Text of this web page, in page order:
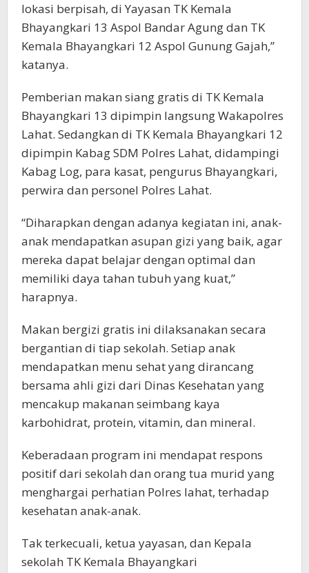
lokasi berpisah, di Yayasan TK Kemala
Bhayangkari 13 Aspol Bandar Agung dan TK
Kemala Bhayangkari 12 Aspol Gunung Gajah,”
katanya.
Pemberian makan siang gratis di TK Kemala
Bhayangkari 13 dipimpin langsung Wakapolres
Lahat. Sedangkan di TK Kemala Bhayangkari 12
dipimpin Kabag SDM Polres Lahat, didampingi
Kabag Log, para kasat, pengurus Bhayangkari,
perwira dan personel Polres Lahat.
“Diharapkan dengan adanya kegiatan ini, anak-
anak mendapatkan asupan gizi yang baik, agar
mereka dapat belajar dengan optimal dan
memiliki daya tahan tubuh yang kuat,”
harapnya.
Makan bergizi gratis ini dilaksanakan secara
bergantian di tiap sekolah. Setiap anak
mendapatkan menu sehat yang dirancang
bersama ahli gizi dari Dinas Kesehatan yang
mencakup makanan seimbang kaya
karbohidrat, protein, vitamin, dan mineral.
Keberadaan program ini mendapat respons
positif dari sekolah dan orang tua murid yang
menghargai perhatian Polres lahat, terhadap
kesehatan anak-anak.
Tak terkecuali, ketua yayasan, dan Kepala
sekolah TK Kemala Bhayangkari